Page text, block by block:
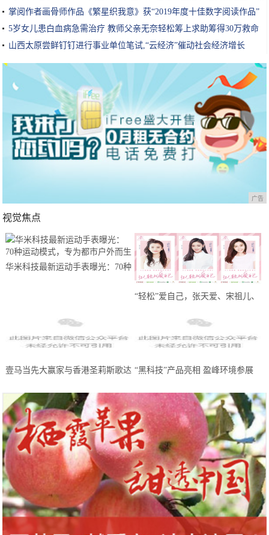
梁
掌阅作者画骨师作品《繁星织我意》获“2019年度十佳数字阅读作品”
5岁女儿患白血病急需治疗 教师父亲无奈轻松筹上求助筹得30万救命
钱
山西太原尝鲜钉钉进行事业单位笔试,“云经济”催动社会经济增长
广告
视觉焦点
华米科技最新运动手表曝光：70种
“轻松”爱自己，张天爱、宋祖儿、
壹马当先大赢家与香港圣莉斯歌达
未来
“黑科技”产品亮相 盈峰环境参展